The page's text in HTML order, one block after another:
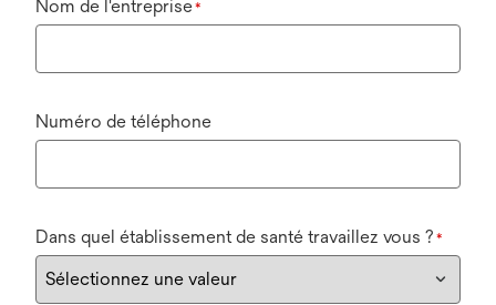
Nom de l'entreprise*
Numéro de téléphone
Dans quel établissement de santé travaillez vous ? *